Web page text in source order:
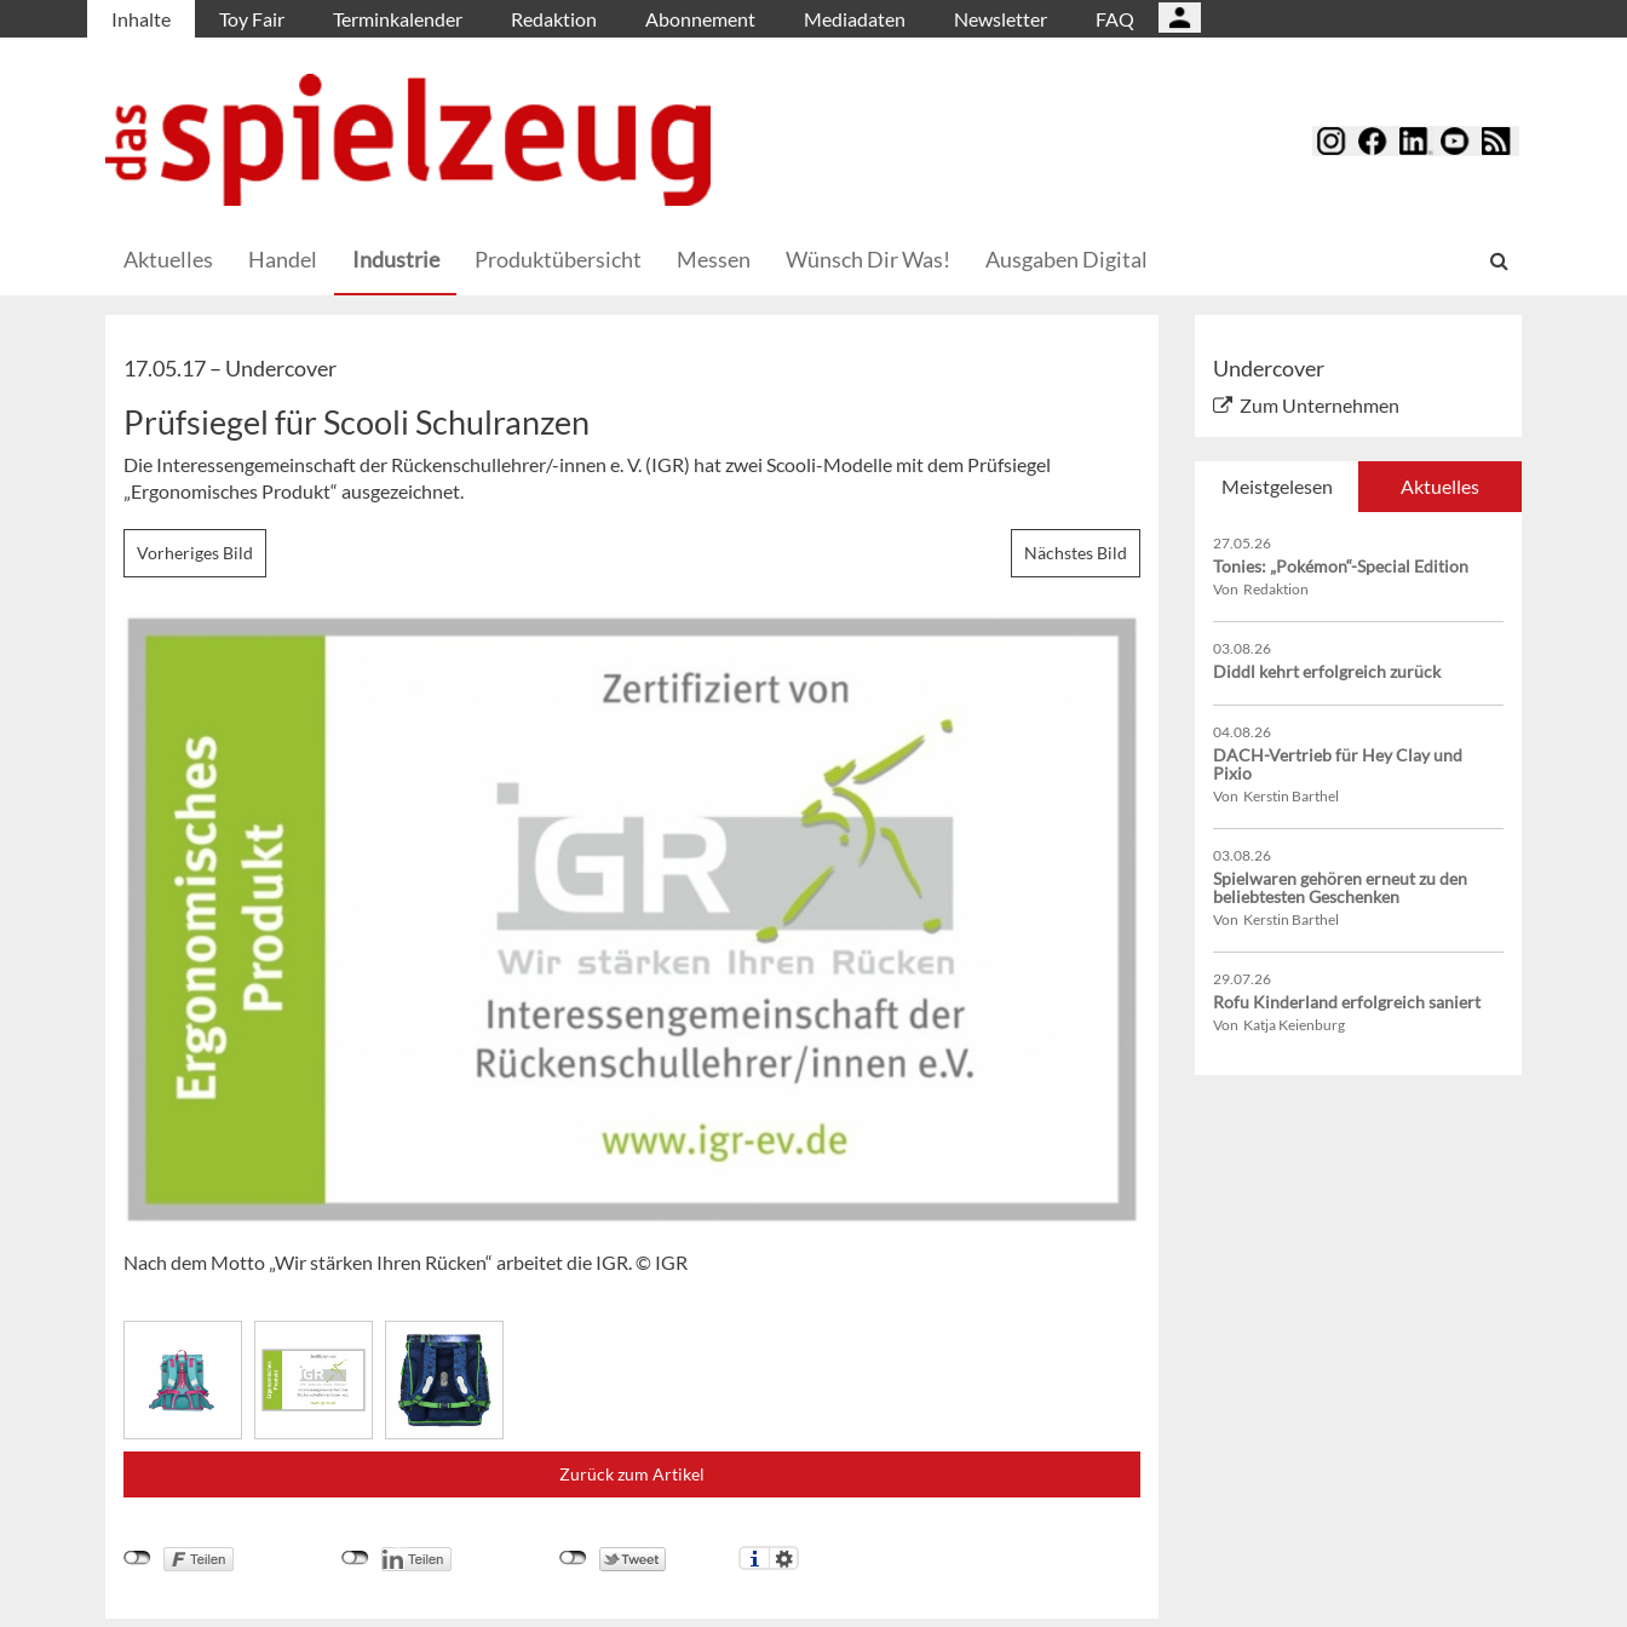
Inhalte Toy Fair Terminkalender Redaktion Abonnement Mediadaten Newsletter FAQ
Aktuelles Handel Industrie Produktübersicht Messen Wünsch Dir Was! Ausgaben Digital
17.05.17 – Undercover
Prüfsiegel für Scooli Schulranzen
Die Interessengemeinschaft der Rückenschullehrer/-innen e. V. (IGR) hat zwei Scooli-Modelle mit dem Prüfsiegel
„Ergonomisches Produkt“ ausgezeichnet.
Vorheriges Bild Nächstes Bild
Nach dem Motto „Wir stärken Ihren Rücken“ arbeitet die IGR. © IGR
Zurück zum Artikel
Undercover
Zum Unternehmen
Meistgelesen Aktuelles
27.05.26
Tonies: „Pokémon“-Special Edition
Von Redaktion
03.08.26
Diddl kehrt erfolgreich zurück
04.08.26
DACH-Vertrieb für Hey Clay und
Pixio
Von Kerstin Barthel
03.08.26
Spielwaren gehören erneut zu den
beliebtesten Geschenken
Von Kerstin Barthel
29.07.26
Rofu Kinderland erfolgreich saniert
Von Katja Keienburg